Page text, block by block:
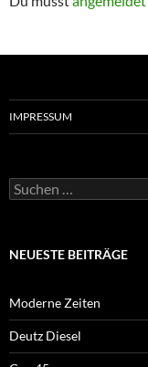
IMPRESSUM
Suchen
nach:
NEUESTE BEITRÄGE
Moderne Zeiten
Deutz Diesel